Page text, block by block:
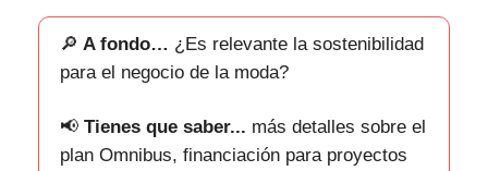
🔎 A fondo… ¿Es relevante la sostenibilidad
para el negocio de la moda?
📢 Tienes que saber... más detalles sobre el
plan Omnibus, financiación para proyectos